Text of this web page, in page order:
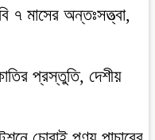
৭ মাসের অন্তঃসত্ত্বা,
প্রস্তুতি, দেশীয়